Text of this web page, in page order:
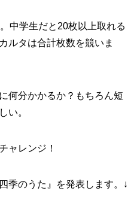
中学生だと20枚以上取れる
ルタは合計枚数を競いま
何分かかるか？もちろん短
い。
ャレンジ！
季のうた』を発表します。↓